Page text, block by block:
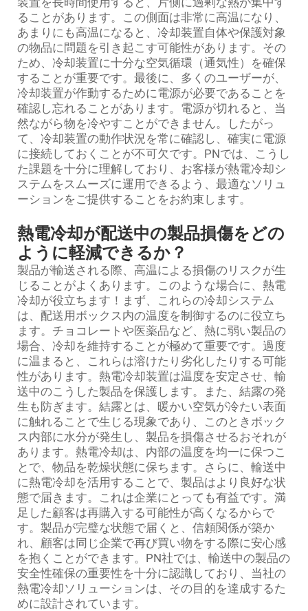
ることがあります。この側面は非常に高温になり、
あまりにも高温になると、冷却装置自体や保護対象
の物品に問題を引き起こす可能性があります。その
ため、冷却装置に十分な空気循環（通気性）を確保
することが重要です。最後に、多くのユーザーが、
冷却装置が作動するために電源が必要であることを
確認し忘れることがあります。電源が切れると、当
然ながら物を冷やすことができません。したがっ
て、冷却装置の動作状況を常に確認し、確実に電源
に接続しておくことが不可欠です。PNでは、こうし
た課題を十分に理解しており、お客様が熱電冷却シ
ステムをスムーズに運用できるよう、最適なソリュ
ーションをご提供することをお約束します。
熱電冷却が配送中の製品損傷をどの
ように軽減できるか？
製品が輸送される際、高温による損傷のリスクが生
じることがよくあります。このような場合に、熱電
冷却が役立ちます！まず、これらの冷却システム
は、配送用ボックス内の温度を制御するのに役立ち
ます。チョコレートや医薬品など、熱に弱い製品の
場合、冷却を維持することが極めて重要です。過度
に温まると、これらは溶けたり劣化したりする可能
性があります。熱電冷却装置は温度を安定させ、輸
送中のこうした製品を保護します。また、結露の発
生も防ぎます。結露とは、暖かい空気が冷たい表面
に触れることで生じる現象であり、このときボック
ス内部に水分が発生し、製品を損傷させるおそれが
あります。熱電冷却は、内部の温度を均一に保つこ
とで、物品を乾燥状態に保ちます。さらに、輸送中
に熱電冷却を活用することで、製品はより良好な状
態で届きます。これは企業にとっても有益です。満
足した顧客は再購入する可能性が高くなるからで
す。製品が完璧な状態で届くと、信頼関係が築か
れ、顧客は同じ企業で再び買い物をする際に安心感
を抱くことができます。PN社では、輸送中の製品の
安全性確保の重要性を十分に認識しており、当社の
熱電冷却ソリューションは、その目的を達成するた
めに設計されています。